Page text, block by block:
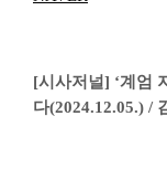
[시사저널] ‘계엄
다(2024.12.05.) /